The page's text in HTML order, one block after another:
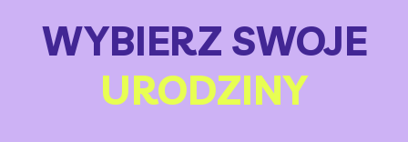
WYBIERZ SWOJE
URODZINY